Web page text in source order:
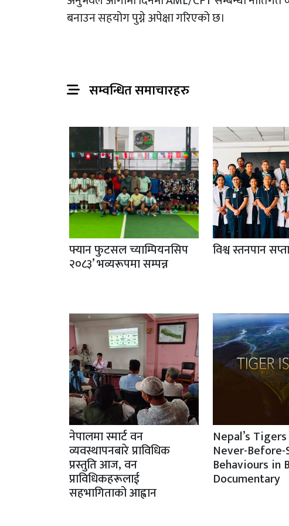
बनाउन सहयोग पुग्ने अपेक्षा गरिएको छ।
सम्वन्धित समाचारहरु
फ्यान फुटसल च्याम्पियनसिप
२०८३’ भव्यरूपमा सम्पन्न
विश्व स्तनपान
नेपालमा स्मार्ट वन
व्यवस्थापनबारे प्राविधिक
प्रस्तुति आज, वन
प्राविधिकहरूलाई
सहभागिताको आह्वान
Nepal’s
Never-Before-
Behaviours in
Documentary